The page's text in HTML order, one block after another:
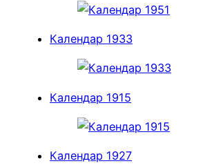
Календар 1933
Календар 1915
Календар 1927